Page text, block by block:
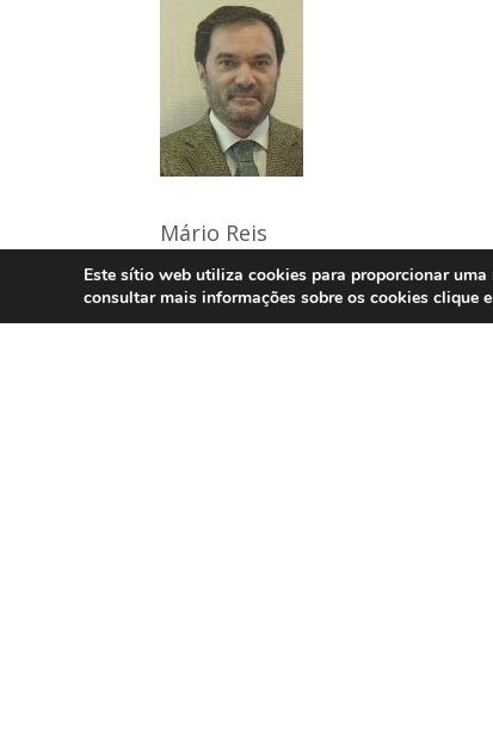
Mário Reis
Director Geral da Damovo –
Este sítio web utiliza cookies para proporcionar
consultar mais informações sobre os cookies clique